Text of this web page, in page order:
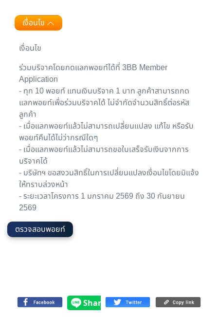
เงื่อนไข
เงื่อนไข
ร่วมบริจาคโดยกดแลกพอยท์ได้ที่ 3BB Member
Application
- ทุก 10 พอยท์ แทนเงินบริจาค 1 บาท ลูกค้าสามารถกด
แลกพอยท์เพื่อร่วมบริจาคได้ ไม่จำกัดจำนวนสิทธิ์ต่อรหัส
ลูกค้า
- เมื่อแลกพอยท์แล้วไม่สามารถเปลี่ยนแปลง แก้ไข หรือรับ
พอยท์คืนได้ไม่ว่ากรณีใดๆ
- เมื่อแลกพอยท์แล้วไม่สามารถขอใบเสร็จรับเงินจากการ
บริจาคได้
- บริษัทฯ ขอสงวนสิทธิ์ในการเปลี่ยนแปลงเงื่อนไขโดยมิแจ้ง
ให้ทราบล่วงหน้า
- ระยะเวลาโครงการ 1 มกราคม 2569 ถึง 30 กันยายน
2569
ตรวจสอบพอยท์